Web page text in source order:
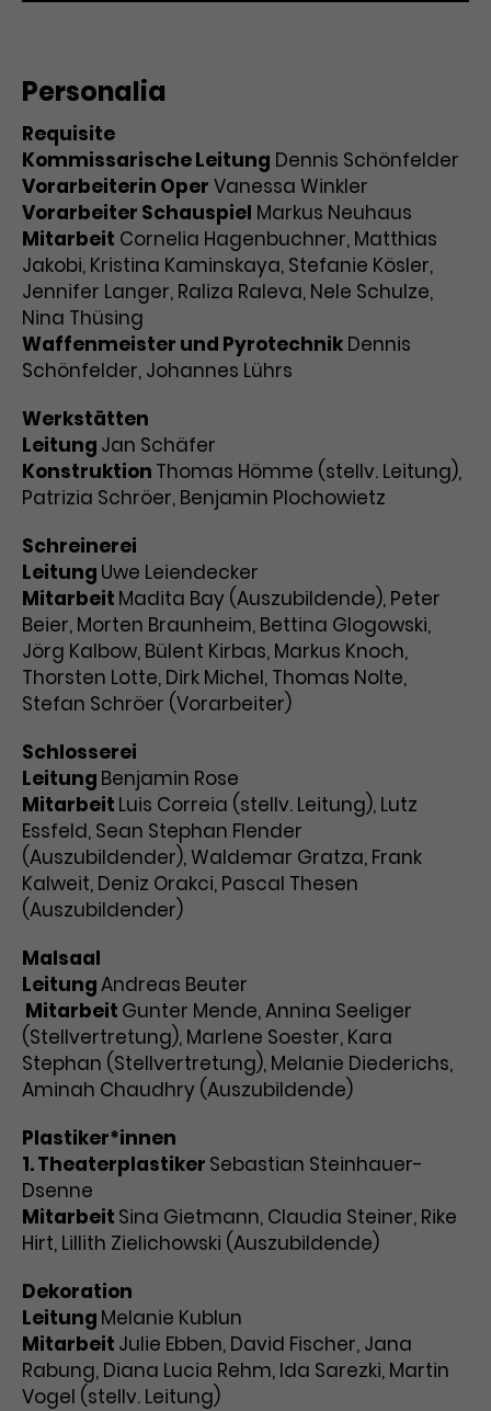
Personalia
Requisite
Kommissarische Leitung Dennis Schönfelder
Vorarbeiterin Oper Vanessa Winkler
Vorarbeiter Schauspiel Markus Neuhaus
Mitarbeit Cornelia Hagenbuchner, Matthias
Jakobi, Kristina Kaminskaya, Stefanie Kösler,
Jennifer Langer, Raliza Raleva, Nele Schulze,
Nina Thüsing
Waffenmeister und Pyrotechnik Dennis
Schönfelder, Johannes Lührs
Werkstätten
Leitung Jan Schäfer
Konstruktion Thomas Hömme (stellv. Leitung),
Patrizia Schröer, Benjamin Plochowietz
Schreinerei
Leitung Uwe Leiendecker
Mitarbeit Madita Bay (Auszubildende), Peter
Beier, Morten Braunheim, Bettina Glogowski,
Jörg Kalbow, Bülent Kirbas, Markus Knoch,
Thorsten Lotte, Dirk Michel, Thomas Nolte,
Stefan Schröer (Vorarbeiter)
Schlosserei
Leitung Benjamin Rose
Mitarbeit Luis Correia (stellv. Leitung), Lutz
Essfeld, Sean Stephan Flender
(Auszubildender), Waldemar Gratza, Frank
Kalweit, Deniz Orakci, Pascal Thesen
(Auszubildender)
Malsaal
LeitungAndreas Beuter
Mitarbeit Gunter Mende, Annina Seeliger
(Stellvertretung), Marlene Soester, Kara
Stephan (Stellvertretung), Melanie Diederichs,
Aminah Chaudhry (Auszubildende)
Plastiker*innen
1. Theaterplastiker Sebastian Steinhauer-
Dsenne
Mitarbeit Sina Gietmann, Claudia Steiner, Rike
Hirt, Lillith Zielichowski (Auszubildende)
Dekoration
Leitung Melanie Kublun
Mitarbeit Julie Ebben, David Fischer, Jana
Rabung, Diana Lucia Rehm, Ida Sarezki, Martin
Vogel (stellv. Leitung)